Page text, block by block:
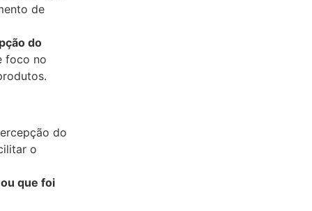
de
do
foco no
do
o
que foi